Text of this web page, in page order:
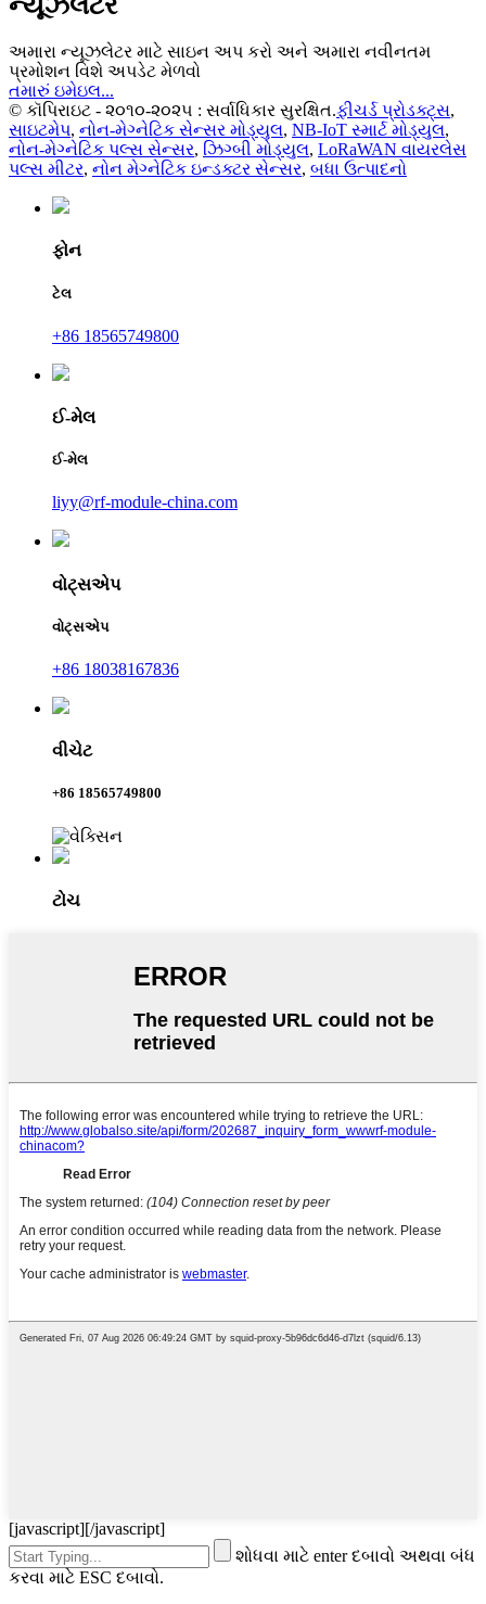
અમારા ન્યૂઝલેટર માટે સાઇન અપ કરો અને અમારા નવીનતમ
પ્રમોશન વિશે અપડેટ મેળવો
તમારું ઇમેઇલ...
© કૉપિરાઇટ - ૨૦૧૦-૨૦૨૫ : સર્વાધિકાર સુરક્ષિત.ફીચર્ડ પ્રોડક્ટ્સ,
સાઇટમેપ, નોન-મેગ્નેટિક સેન્સર મોડ્યુલ, NB-IoT સ્માર્ટ મોડ્યુલ,
નોન-મેગ્નેટિક પલ્સ સેન્સર, ઝિગ્બી મોડ્યુલ, LoRaWAN વાયરલેસ
પલ્સ મીટર, નોન મેગ્નેટિક ઇન્ડક્ટર સેન્સર, બધા ઉત્પાદનો
ફોન
ટેલ
+86 18565749800
ઈ-મેલ
ઈ-મેલ
liyy@rf-module-china.com
વોટ્સએપ
વોટ્સએપ
+86 18038167836
વીચેટ
+86 18565749800
ટોચ
[javascript][/javascript]
શોધવા માટે enter દબાવો અથવા બંધ
કરવા માટે ESC દબાવો.